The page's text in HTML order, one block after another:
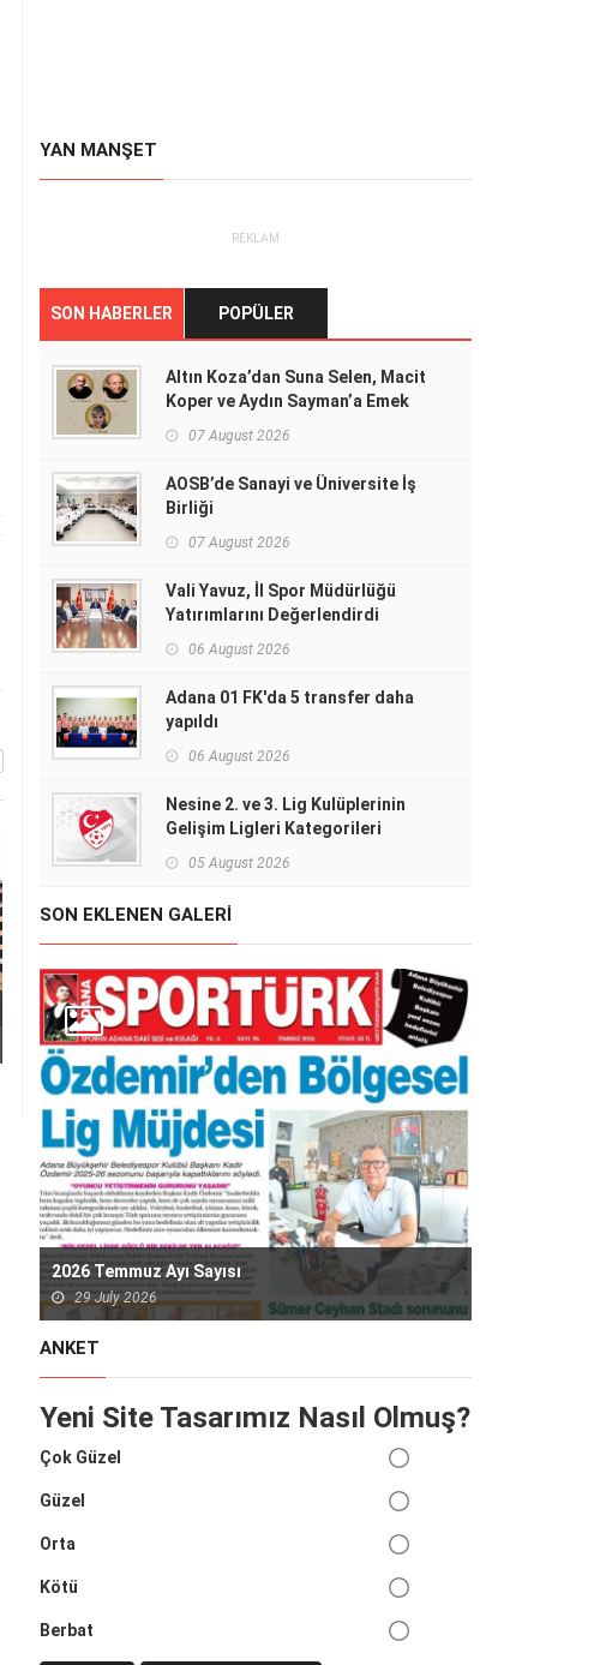
ÖZKAN'A HAYIRLI OLSUN
ZİYARETİ
22 July 2026
Kerim Hoşfikirer unutulmadı
15 July 2026
YAN MANŞET
REKLAM
SON HABERLER POPÜLER
Altın Koza’dan Suna Selen, Macit
Koper ve Aydın Sayman’a Emek
07 August 2026
AOSB’de Sanayi ve Üniversite İş
Birliği
07 August 2026
Vali Yavuz, İl Spor Müdürlüğü
Yatırımlarını Değerlendirdi
06 August 2026
Adana 01 FK'da 5 transfer daha
yapıldı
06 August 2026
Nesine 2. ve 3. Lig Kulüplerinin
Gelişim Ligleri Kategorileri
05 August 2026
SON EKLENEN GALERI
2026 Temmuz Ayı Sayısı
29 July 2026
ANKET
Yeni Site Tasarımız Nasıl Olmuş?
Çok Güzel
Güzel
Orta
Kötü
Berbat